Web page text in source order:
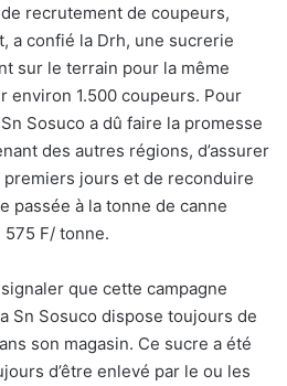
recrutement de coupeurs,
a confié la Drh, une sucrerie
sur le terrain pour la même
environ 1.500 coupeurs. Pour
Sosuco a dû faire la promesse
des autres régions, d’assurer
jours et de reconduire
passée à la tonne de canne
F/ tonne.
que cette campagne
Sn Sosuco dispose toujours de
son magasin. Ce sucre a été
d’être enlevé par le ou les